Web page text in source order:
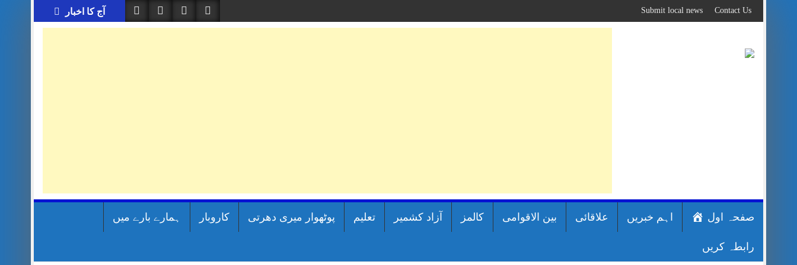
to
content
آج کا اخبار Contact Us
Submit local news
صفحہ اول اہم خبریں علاقائی بین الاقوامی کالمز آزاد کشمیر تعلیم پوٹھوار میری دھرتی کاروبار ہمارے بارے میں
رابطہ کریں